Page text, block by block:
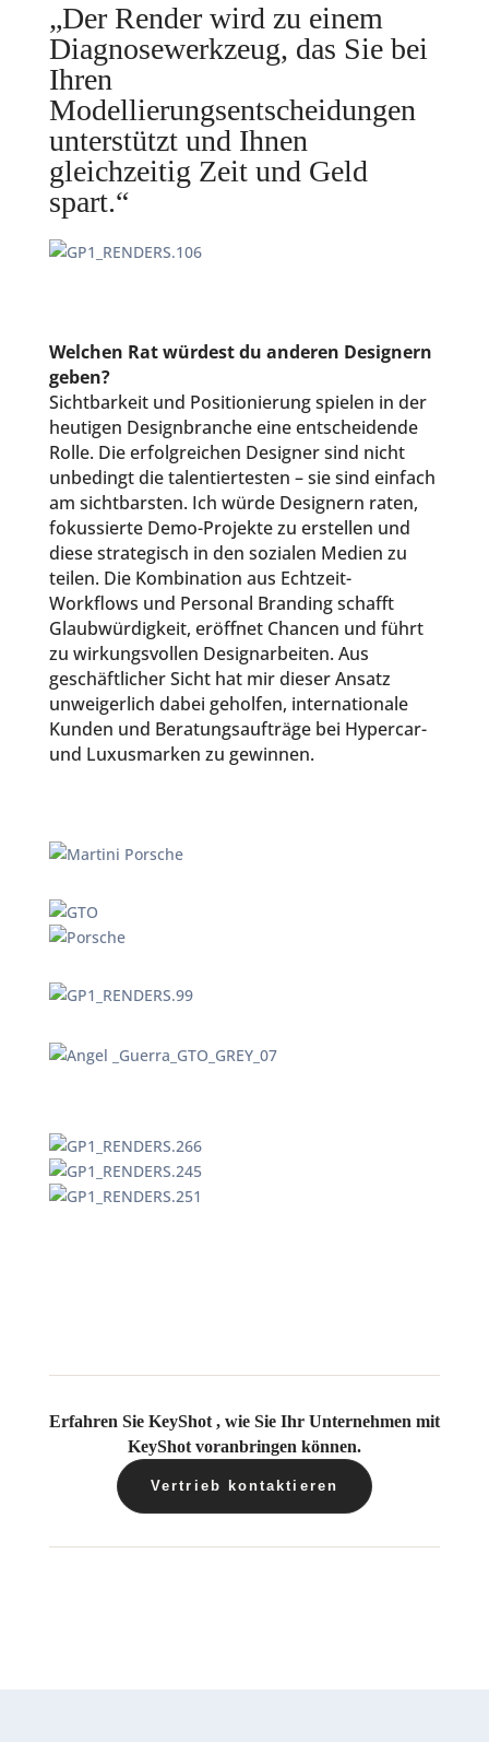
„Der Render wird zu einem
Diagnosewerkzeug, das Sie bei
Ihren
Modellierungsentscheidungen
unterstützt und Ihnen
gleichzeitig Zeit und Geld
spart.“
Welchen Rat würdest du anderen Designern
geben?
Sichtbarkeit und Positionierung spielen in der
heutigen Designbranche eine entscheidende
Rolle. Die erfolgreichen Designer sind nicht
unbedingt die talentiertesten – sie sind einfach
am sichtbarsten. Ich würde Designern raten,
fokussierte Demo-Projekte zu erstellen und
diese strategisch in den sozialen Medien zu
teilen. Die Kombination aus Echtzeit-
Workflows und Personal Branding schafft
Glaubwürdigkeit, eröffnet Chancen und führt
zu wirkungsvollen Designarbeiten. Aus
geschäftlicher Sicht hat mir dieser Ansatz
unweigerlich dabei geholfen, internationale
Kunden und Beratungsaufträge bei Hypercar-
und Luxusmarken zu gewinnen.
Erfahren Sie KeyShot , wie Sie Ihr Unternehmen mit
KeyShot voranbringen können.
Vertrieb kontaktieren